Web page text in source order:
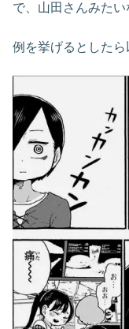
で、山田さんみたい
例を挙げるとしたら